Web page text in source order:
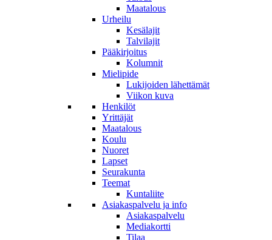
Maatalous
Urheilu
Kesälajit
Talvilajit
Pääkirjoitus
Kolumnit
Mielipide
Lukijoiden lähettämät
Viikon kuva
Henkilöt
Yrittäjät
Maatalous
Koulu
Nuoret
Lapset
Seurakunta
Teemat
Kuntaliite
Asiakaspalvelu ja info
Asiakaspalvelu
Mediakortti
Tilaa